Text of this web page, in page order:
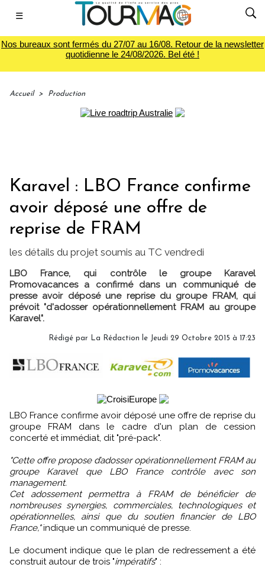
☰
Nos bureaux sont fermés du 27/07 au 16/08. Retour de la newsletter
quotidienne le 24/08/2026. Bel été !
Accueil > Production
Karavel : LBO France confirme
avoir déposé une offre de
reprise de FRAM
les détails du projet soumis au TC vendredi
LBO France, qui contrôle le groupe Karavel
Promovacances a confirmé dans un communiqué de
presse avoir déposé une reprise du groupe FRAM, qui
prévoit "d'adosser opérationnellement FRAM au groupe
Karavel".
Rédigé par La Rédaction le Jeudi 29 Octobre 2015 à 17:23
LBO France confirme avoir déposé une offre de reprise du
groupe FRAM dans le cadre d'un plan de cession
concerté et immédiat, dit "pré-pack".
"Cette offre propose d’adosser opérationnellement FRAM au
groupe Karavel que LBO France contrôle avec son
management.
Cet adossement permettra à FRAM de bénéficier de
nombreuses synergies, commerciales, technologiques et
opérationnelles, ainsi que du soutien financier de LBO
France,"indique un communiqué de presse.
Le document indique que le plan de redressement a été
construit autour de trois "impératifs" :